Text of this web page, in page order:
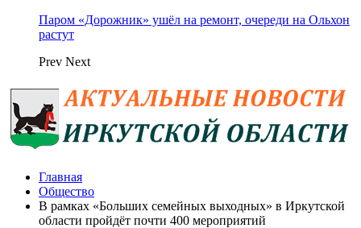
Паром «Дорожник» ушёл на ремонт, очереди на Ольхон
растут
Prev Next
Главная
Общество
В рамках «Больших семейных выходных» в Иркутской
области пройдёт почти 400 мероприятий